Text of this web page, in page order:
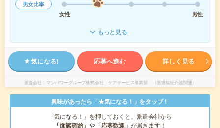
男女比率
女性
男性
もっと見る
気になる! 応募へ進む 詳しく見る
派遣会社 マンパワーグループ株式会社 ケアサービス事業部 （医療福祉介護関連）
興味があったら「★気になる！」をタップ！
「気になる！」を押しておくと、派遣会社から
「面談確約」 や 「応募歓迎」 が届きます！